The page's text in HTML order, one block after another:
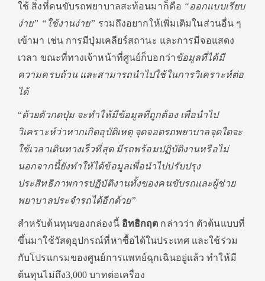
ใช้ สิ่งที่คนขับรถพยาบาลสะท้อนมาก็คือ “ออกแบบเรียบ
ง่าย” “ใช้งานง่าย” รวมถึงอยากให้เพิ่มเติมในส่วนอื่น ๆ
เข้ามา เช่น การมีปุ่มเคลียร์สถานะ และการมีจอแสดง
เวลา ขณะที่ทางเจ้าหน้าที่ศูนย์ก็บอกว่าข้อมูลที่ได้มี
ความครบถ้วน และสามารถนำไปใช้ในการวิเคราะห์ต่อ
ได้
“ด้วยตัวกดปุ่ม จะทำให้มีข้อมูลที่ถูกต้อง เพื่อนำไป
วิเคราะห์ว่าหากเกิดอุบัติเหตุ จุดจอดรถพยาบาลจุดใดจะ
ใช้เวลาเดินทางเร็วที่สุด มีรถพร้อมปฏิบัติงานหรือไม่
นอกจากนี้ยังทำให้ได้ข้อมูลเพื่อนำไปปรับปรุง
ประสิทธิภาพการปฏิบัติงานทั้งของคนขับรถและผู้ช่วย
พยาบาลประจำรถได้อีกด้วย”
สำหรับต้นทุนของกล่องนี้ อิทธิกฤต กล่าวว่า ตัวต้นแบบที่
ขึ้นมาใช้วัสดุอุปกรณ์ที่หาซื้อได้ในประเทศ และใช้ร่วม
กับโปรแกรมของศูนย์การแพทย์ฉุกเฉินอยู่แล้ว ทำให้มี
ต้นทุนไม่ถึง3,000 บาทต่อเครื่อง